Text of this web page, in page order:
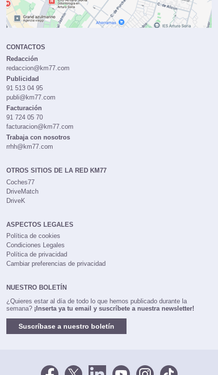
CONTACTOS
Redacción
redaccion@km77.com
Publicidad
91 513 04 95
publi@km77.com
Facturación
91 724 05 70
facturacion@km77.com
Trabaja con nosotros
rrhh@km77.com
OTROS SITIOS DE LA RED KM77
Coches77
DriveMatch
DriveK
ASPECTOS LEGALES
Política de cookies
Condiciones Legales
Política de privacidad
Cambiar preferencias de privacidad
NUESTRO BOLETÍN
¿Quieres estar al día de todo lo que hemos publicado durante la
semana? ¡Inserta ya tu email y suscríbete a nuestra newsletter!
Suscríbase a nuestro boletín